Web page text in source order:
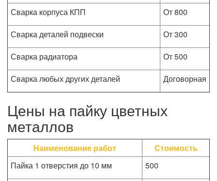
Сварка корпуса КПП
От 800
Сварка деталей подвески
От 300
Сварка радиатора
От 500
Сварка любых других деталей
Договорная
Цены на пайку цветных
металлов
Наименование работ
Стоимость
Пайка 1 отверстия до 10 мм
500